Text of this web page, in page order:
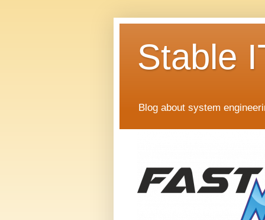
Stable
Blog about system